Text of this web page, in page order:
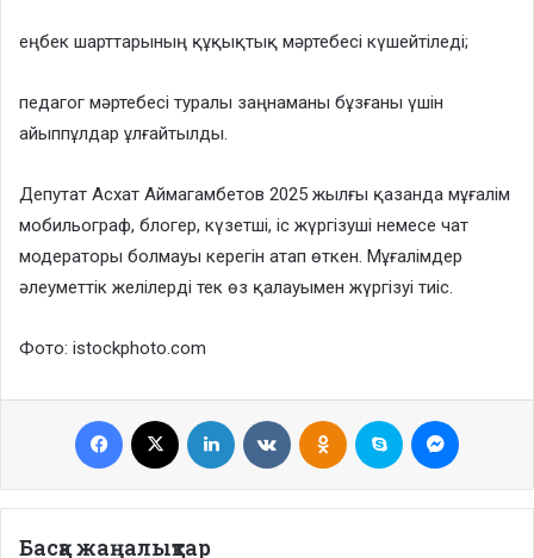
еңбек шарттарының құқықтық мәртебесі күшейтіледі;
педагог мәртебесі туралы заңнаманы бұзғаны үшін
айыппұлдар ұлғайтылды.
Депутат Асхат Аймагамбетов 2025 жылғы қазанда мұғалім
мобильограф, блогер, күзетші, іс жүргізуші немесе чат
модераторы болмауы керегін атап өткен. Мұғалімдер
әлеуметтік желілерді тек өз қалауымен жүргізуі тиіс.
Фото: istockphoto.com
Facebook LinkedIn VKontakteOdnoklassniki
Skype
Басқа жаңалықтар